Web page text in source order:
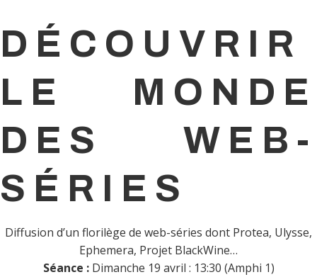
DÉCOUVRIR
LE MONDE
DES WEB-
SÉRIES
Diffusion d’un florilège de web-séries dont Protea, Ulysse,
Ephemera, Projet BlackWine…
Séance :Dimanche 19 avril : 13:30 (Amphi 1)